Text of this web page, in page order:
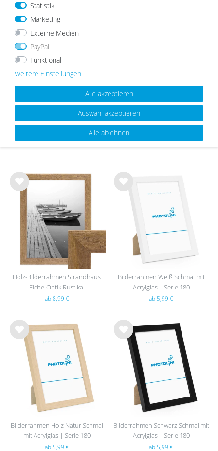
nsc
hlist
e
Passepartout Weiß
ab 2,19 €
cm für 8 Bilder in den Größen 9x13
14,99 €
UNSERE TOPSELLER
Wu
nsc
hlist
Holz-Bilderrahmen Strandhaus
Eiche-Optik Rustikal
ab 8,99 €
Wu
Bilderrahmen Weiß Schmal mit
Acrylglas | Serie 180
ab 5,99 €
Wu
Bilderrahmen Holz Natur Schmal
mit Acrylglas | Serie 180
ab 5,99 €
Wu
Bilderrahmen Schwarz Schmal mit
Acrylglas | Serie 180
ab 5,99 €
Statistik
Marketing
Externe Medien
PayPal
Funktional
Weitere Einstellungen
Alle akzeptieren
Auswahl akzeptieren
Alle ablehnen